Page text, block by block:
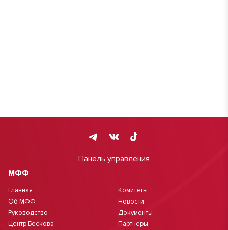
Панель управления
МФФ
Главная
Об МФФ
Руководство
Центр Бескова
Комитеты
Новости
Документы
Партнеры